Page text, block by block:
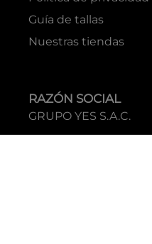
Guía de tallas
Nuestras tiendas
RAZÓN SOCIAL
GRUPO YES S.A.C.